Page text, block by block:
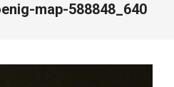
map-588848_640